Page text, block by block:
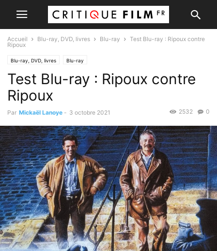
Accueil Blu-ray, DVD, livres Blu-ray
Test Blu-ray : Ripoux contre
Ripoux
Blu-ray, DVD, livres Blu-ray
Test Blu-ray : Ripoux contre
Ripoux
Par Mickaël Lanoye - 3 octobre 2021 0
2532